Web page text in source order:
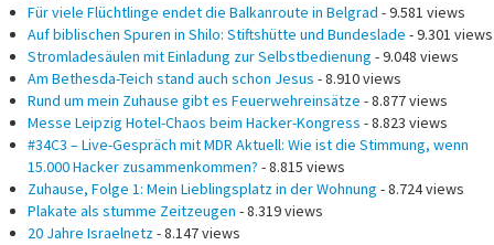
Für viele Flüchtlinge endet die Balkanroute in Belgrad - 9.581 views
Auf biblischen Spuren in Shilo: Stiftshütte und Bundeslade - 9.301 views
Stromladesäulen mit Einladung zur Selbstbedienung - 9.048 views
Am Bethesda-Teich stand auch schon Jesus - 8.910 views
Rund um mein Zuhause gibt es Feuerwehreinsätze - 8.877 views
Messe Leipzig Hotel-Chaos beim Hacker-Kongress - 8.823 views
#34C3 – Live-Gespräch mit MDR Aktuell: Wie ist die Stimmung, wenn
15.000 Hacker zusammenkommen? - 8.815 views
Zuhause, Folge 1: Mein Lieblingsplatz in der Wohnung - 8.724 views
Plakate als stumme Zeitzeugen - 8.319 views
20 Jahre Israelnetz - 8.147 views